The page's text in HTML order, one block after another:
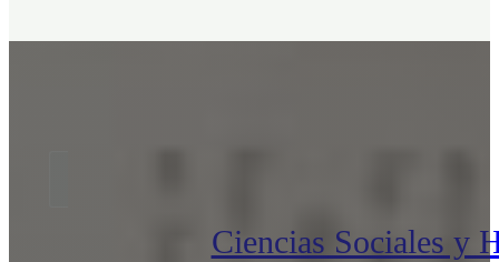
Ciencias Sociales y